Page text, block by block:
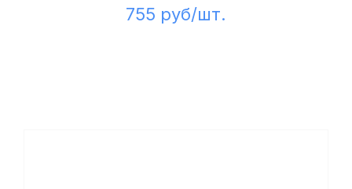
755 руб/шт.